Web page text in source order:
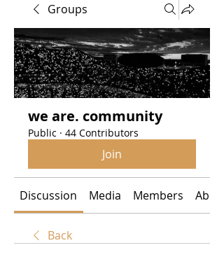
Groups
we are. community
Public · 44 Contributors
Join
Discussion Media Members About
Back